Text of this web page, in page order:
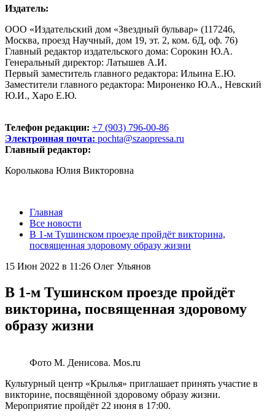
Издатель:
ООО «Издательский дом «Звездный бульвар» (117246,
Москва, проезд Научный, дом 19, эт. 2, ком. 6Д, оф. 76)
Главный редактор издательского дома: Сорокин Ю.А.
Генеральный директор: Латышев А.И.
Первый заместитель главного редактора: Ильина Е.Ю.
Заместители главного редактора: Мироненко Ю.А., Невский
Ю.И., Харо Е.Ю.
Телефон редакции: +7 (903) 796-00-86
Электронная почта: pochta@szaopressa.ru
Главный редактор:
Королькова Юлия Викторовна
Главная
Все новости
В 1-м Тушинском проезде пройдёт викторина,
посвященная здоровому образу жизни
15 Июн 2022 в 11:26 Олег Ульянов
В 1-м Тушинском проезде пройдёт
викторина, посвященная здоровому
образу жизни
Фото М. Денисова. Mos.ru
Культурный центр «Крылья» приглашает принять участие в
викторине, посвящённой здоровому образу жизни.
Мероприятие пройдёт 22 июня в 17:00.